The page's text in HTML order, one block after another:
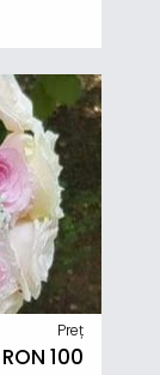
Preț
RON 100